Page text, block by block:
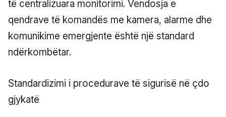
të centralizuara monitorimi. Vendosja e
qendrave të komandës me kamera, alarme dhe
komunikime emergjente është një standard
ndërkombëtar.
Standardizimi i procedurave të sigurisë në çdo
gjykatë